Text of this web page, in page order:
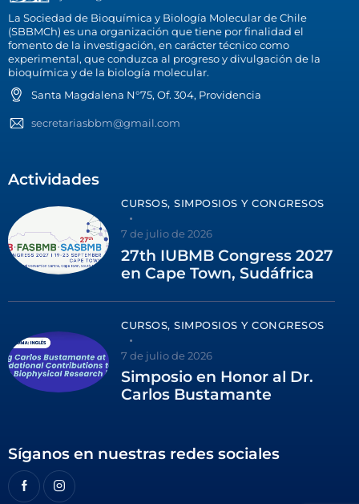
La Sociedad de Bioquímica y Biología Molecular de Chile
(SBBMCh) es una organización que tiene por finalidad el
fomento de la investigación, en carácter técnico como
experimental, que conduzca al progreso y divulgación de la
bioquímica y de la biología molecular.
Santa Magdalena N°75, Of. 304, Providencia
secretariasbbm@gmail.com
Actividades
CURSOS, SIMPOSIOS Y CONGRESOS
7 de julio de 2026
27th IUBMB Congress 2027
en Cape Town, Sudáfrica
CURSOS, SIMPOSIOS Y CONGRESOS
7 de julio de 2026
Simposio en Honor al Dr.
Carlos Bustamante
Síganos en nuestras redes sociales